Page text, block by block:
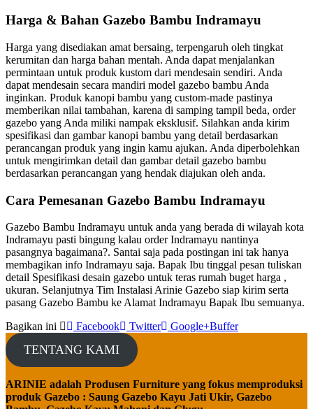
Harga & Bahan Gazebo Bambu Indramayu
Harga yang disediakan amat bersaing, terpengaruh oleh tingkat
kerumitan dan harga bahan mentah. Anda dapat menjalankan
permintaan untuk produk kustom dari mendesain sendiri. Anda
dapat mendesain secara mandiri model gazebo bambu Anda
inginkan. Produk kanopi bambu yang custom-made pastinya
memberikan nilai tambahan, karena di samping tampil beda, order
gazebo yang Anda miliki nampak eksklusif. Silahkan anda kirim
spesifikasi dan gambar kanopi bambu yang detail berdasarkan
perancangan produk yang ingin kamu ajukan. Anda diperbolehkan
untuk mengirimkan detail dan gambar detail gazebo bambu
berdasarkan perancangan yang hendak diajukan oleh anda.
Cara Pemesanan Gazebo Bambu Indramayu
Gazebo Bambu Indramayu untuk anda yang berada di wilayah kota
Indramayu pasti bingung kalau order Indramayu nantinya
pasangnya bagaimana?. Santai saja pada postingan ini tak hanya
membagikan info Indramayu saja. Bapak Ibu tinggal pesan tuliskan
detail Spesifikasi desain gazebo untuk teras rumah buget harga ,
ukuran. Selanjutnya Tim Instalasi Arinie Gazebo siap kirim serta
pasang Gazebo Bambu ke Alamat Indramayu Bapak Ibu semuanya.
Bagikan ini
Facebook Twitter Google+Buffer
TENTANG KAMI
ARINIE adalah Produsen Furniture yang fokus memproduksi
produk Gazebo : Saung Gazebo Kayu Jati Ukir, Gazebo